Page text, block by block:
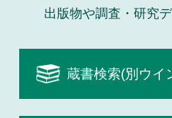
出版物や調査・研究
蔵書検索(別ウイ